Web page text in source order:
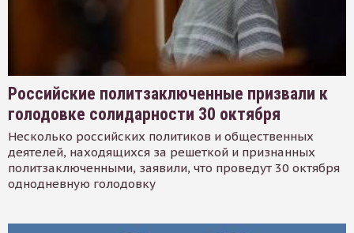
Российские политзаключенные призвали к
голодовке солидарности 30 октября
Несколько российских политиков и общественных
деятелей, находящихся за решеткой и признанных
политзаключенными, заявили, что проведут 30 октября
однодневную голодовку